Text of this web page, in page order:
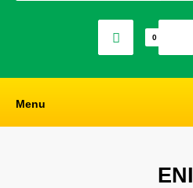
0
Menu
ENI